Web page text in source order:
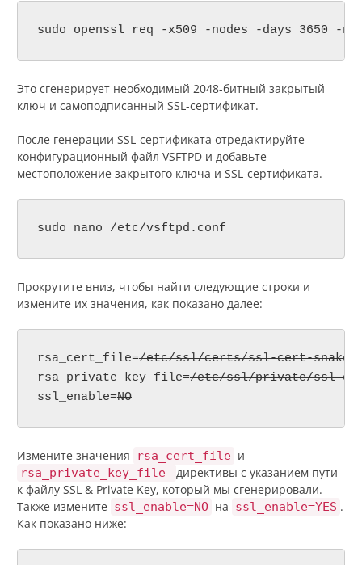
sudo openssl req -x509 -nodes -days 3650
Это сгенерирует необходимый 2048-битный закрытый
ключ и самоподписанный SSL-сертификат.
После генерации SSL-сертификата отредактируйте
конфигурационный файл VSFTPD и добавьте
местоположение закрытого ключа и SSL-сертификата.
sudo nano /etc/vsftpd.conf
Прокрутите вниз, чтобы найти следующие строки и
измените их значения, как показано далее:
rsa_cert_file=/etc/ssl/certs/ssl-cert-
rsa_private_key_file=/etc/ssl/private/ssl-
ssl_enable=NO
Измените значения rsa_cert_file и
rsa_private_key_file
директивы с указанием пути
к файлу SSL & Private Key, который мы сгенерировали.
Также измените ssl_enable=NO на ssl_enable=YES .
Как показано ниже: